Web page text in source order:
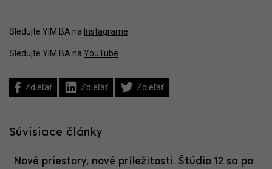
Sledujte YIM.BA na Instagrame
Sledujte YIM.BA na YouTube
Zdieľať Zdieľať Zdieľať
Súvisiace články
Nové priestory, nové príležitosti. Štúdio 12 sa po